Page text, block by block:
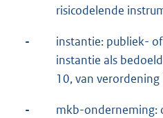
risicodelende
-
instantie: publiek-
instantie als
10, van
-
mkb-onderneming: